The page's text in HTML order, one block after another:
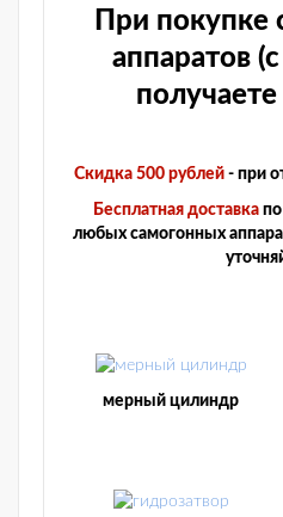
При покупке
аппаратов
Скидка 500 рублей - при
Бесплатная доставкапо
любых самогонных
мерный цилиндр